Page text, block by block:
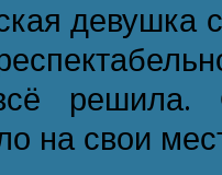
девушка
на свои